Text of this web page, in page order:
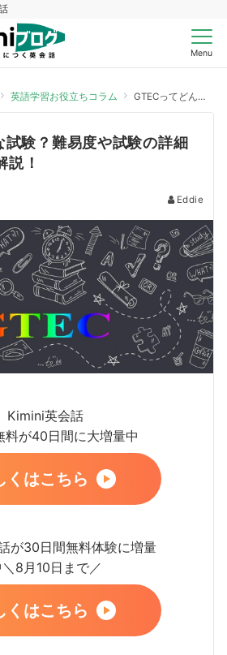
Menu
英語学習お役立ちコラム GTECってどんな試験？難易度や試験の詳細をわかりやすく解説！
試験？難易度や試験の詳細
説！
Eddie
Kimini英会話
料が40日間に大増量中
くはこちら
が30日間無料体験に増量
＼8月10日まで／
くはこちら